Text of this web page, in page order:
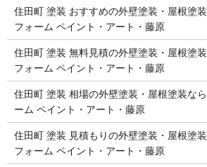
住田町 塗装 おすすめの外壁塗装・屋根塗
フォーム ペイント・アート・藤原
住田町 塗装 無料見積の外壁塗装・屋根塗
フォーム ペイント・アート・藤原
住田町 塗装 相場の外壁塗装・屋根塗装な
ーム ペイント・アート・藤原
住田町 塗装 見積もりの外壁塗装・屋根塗
フォーム ペイント・アート・藤原